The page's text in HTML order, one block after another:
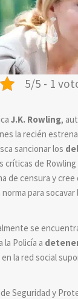
5/5 - 1
J.K. Rowling,
la recién
sancionar los
críticas de
de censura y
para socavar
se
la Policía a
la red social
Seguridad y